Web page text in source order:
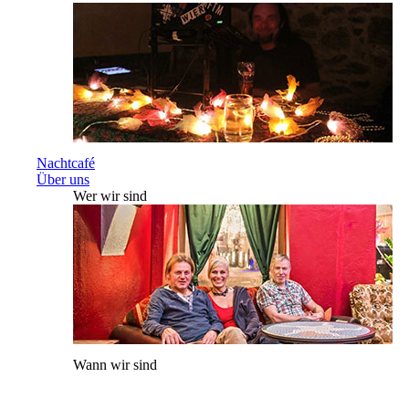
Nachtcafé
Über uns
Wer wir sind
Wann wir sind